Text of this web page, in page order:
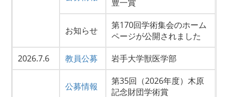
豊一賞
お知らせ
第170回学術集会のホーム
ページが公開されました
2026.7.6
教員公募 岩手大学獣医学部
公募情報
第35回（2026年度）木原
記念財団学術賞